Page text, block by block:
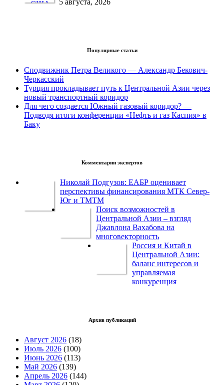
5 августа, 2026
Популярные статьи
Сподвижник Петра Великого — Александр Бекович-
Черкасский
Турция прокладывает путь к Центральной Азии через
новый транспортный коридор
Для чего создается Южный газовый коридор? —
Подводя итоги конференции «Нефть и газ Каспия» в
Баку
Комментарии экспертов
Николай Подгузов: ЕАБР оценивает
перспективы финансирования МТК Север-
Юг и ТМТМ
Поиск возможностей в
Центральной Азии – взгляд
Джавлона Вахабова на
многовекторность
Россия и Китай в
Центральной Азии:
баланс интересов и
управляемая
конкуренция
Архив публикаций
Август 2026 (18)
Июль 2026 (100)
Июнь 2026 (113)
Май 2026 (139)
Апрель 2026 (144)